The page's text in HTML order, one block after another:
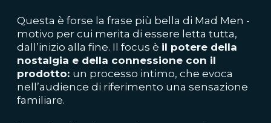
Questa è forse la frase più bella di Mad Men -
motivo per cui merita di essere letta tutta,
dall’inizio alla fine. Il focus è il potere della
nostalgia e della connessione con il
prodotto: un processo intimo, che evoca
nell’audience di riferimento una sensazione
familiare.